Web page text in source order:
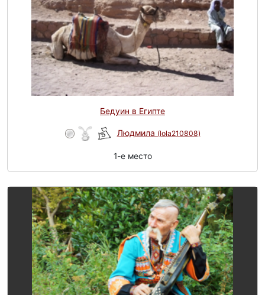
Бедуин в Египте
Людмила (lola210808)
1-e место